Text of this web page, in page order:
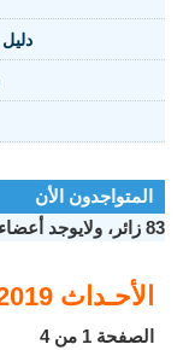
المتواجدون الأن
83 زائر، ولايوجد أعضاء داخل الموقع
الأحـداث 2019
الصفحة 1 من 4